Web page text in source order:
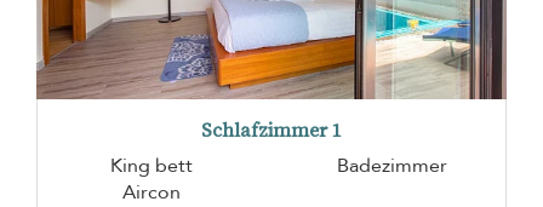
Schlafzimmer 1
King bett
Badezimmer
Aircon